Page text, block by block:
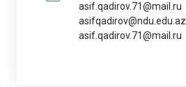
asif.qadirov.71@mail.ru
asifqadirov@ndu.edu.az
asif.qadirov.71@mail.ru